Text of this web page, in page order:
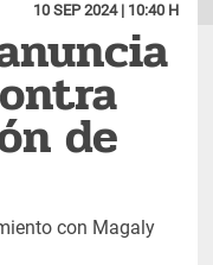
10 SEP 2024 | 10:40 H
de
con Magaly